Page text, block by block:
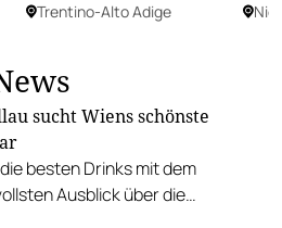
Trentino-Alto Adige
sucht Wiens schönste
besten Drinks mit dem
Ausblick über die